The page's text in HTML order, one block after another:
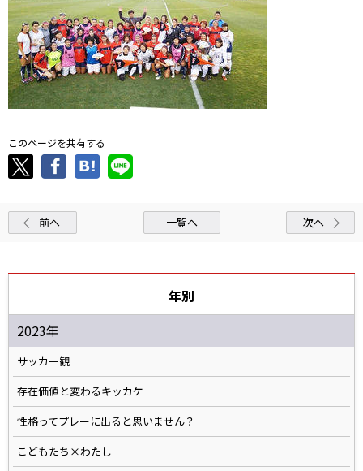
このページを共有する
前へ 一覧へ 次へ
年別
2023年
サッカー観
存在価値と変わるキッカケ
性格ってプレーに出ると思いません？
こどもたち×わたし